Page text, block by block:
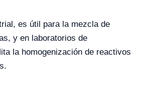
es útil para la mezcla de
y en laboratorios de
la homogenización de reactivos